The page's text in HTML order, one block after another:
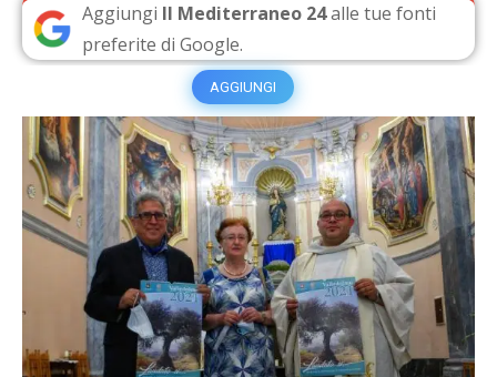
Aggiungi Il Mediterraneo 24alle tue fonti
preferite di Google.
AGGIUNGI